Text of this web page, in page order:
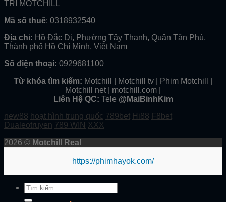
TRÍ MOTCHILL
Mã số thuế: 0318932540
Địa chỉ: Hồ Đắc Di, Phường Tây Thạnh, Quận Tân Phú,
Thành phố Hồ Chí Minh, Việt Nam
Số điện thoại: 0929681100
Từ khóa tìm kiếm: Motchill | Motchill tv | Phim Motchill |
Motchill net | motchill.com |
Liên Hệ QC: Tele @MaiBinhKim
new88 hoạt hình trung quốc 789bet Hi88 F8bet
Dualeotruyen 789 WIN XXX
2026 © Motchill Real
https://phimhayok.com/